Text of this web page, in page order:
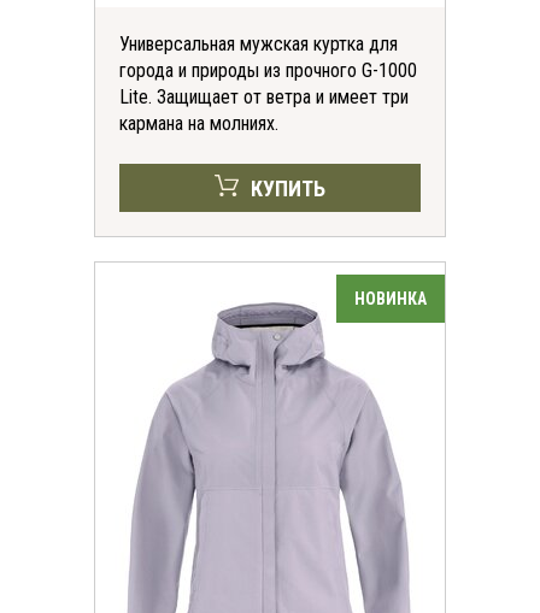
Универсальная мужская куртка для
города и природы из прочного G-1000
Lite. Защищает от ветра и имеет три
кармана на молниях.
КУПИТЬ